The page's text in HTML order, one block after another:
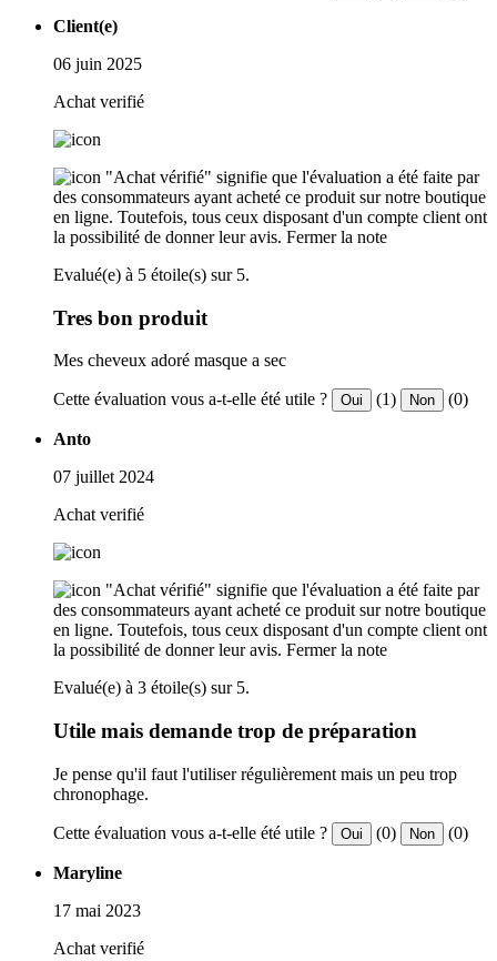
Client(e)
06 juin 2025
Achat verifié
"Achat vérifié" signifie que l'évaluation a été faite par
des consommateurs ayant acheté ce produit sur notre boutique
en ligne. Toutefois, tous ceux disposant d'un compte client ont
la possibilité de donner leur avis. Fermer la note
Evalué(e) à 5 étoile(s) sur 5.
Tres bon produit
Mes cheveux adoré masque a sec
Cette évaluation vous a-t-elle été utile ? Oui (1) Non (0)
Anto
07 juillet 2024
Achat verifié
"Achat vérifié" signifie que l'évaluation a été faite par
des consommateurs ayant acheté ce produit sur notre boutique
en ligne. Toutefois, tous ceux disposant d'un compte client ont
la possibilité de donner leur avis. Fermer la note
Evalué(e) à 3 étoile(s) sur 5.
Utile mais demande trop de préparation
Je pense qu'il faut l'utiliser régulièrement mais un peu trop
chronophage.
Cette évaluation vous a-t-elle été utile ? Oui (0) Non (0)
Maryline
17 mai 2023
Achat verifié